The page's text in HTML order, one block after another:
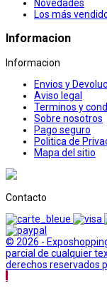
Novedades
Los más
Informacion
Informacion
Envios y
Aviso legal
Terminos y
Sobre nosotros
Pago seguro
Politica de
Mapa del sitio
Contacto
© 2026 -
parcial de cualquier
derechos reservados